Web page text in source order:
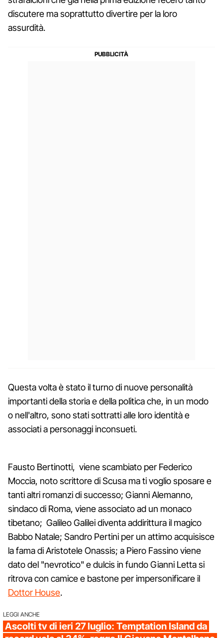
discutere ma soprattutto divertire per la loro
assurdità.
Questa volta è stato il turno di nuove personalità
importanti della storia e della politica che, in un modo
o nell'altro, sono stati sottratti alle loro identità e
associati a personaggi inconsueti.
Fausto Bertinotti, viene scambiato per Federico
Moccia, noto scrittore di Scusa ma ti voglio sposare e
tanti altri romanzi di successo; Gianni Alemanno,
sindaco di Roma, viene associato ad un monaco
tibetano; Galileo Galilei diventa addirittura il magico
Babbo Natale; Sandro Pertini per un attimo acquisisce
la fama di Aristotele Onassis; a Piero Fassino viene
dato del "nevrotico" e dulcis in fundo Gianni Letta si
ritrova con camice e bastone per impersonificare il
Dottor House.
LEGGI ANCHE
Ascolti tv di ieri 27 luglio: Temptation Island da